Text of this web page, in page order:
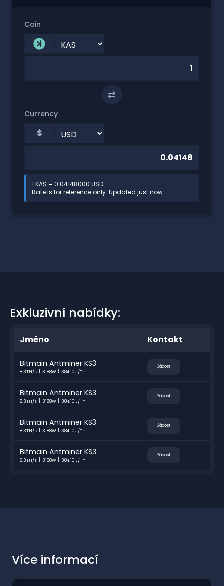
Coin
⇄
Currency
$
1 KAS = 0.04148000 USD
Rate is for reference only. Updated just now.
Exkluzivní nabídky:
Jméno Kontakt
Bitmain Antminer KS3
8.3TH/s 3188W 384.10 J/Th
Žádost
Bitmain Antminer KS3
8.3TH/s 3188W 384.10 J/Th
Žádost
Bitmain Antminer KS3
8.3TH/s 3188W 384.10 J/Th
Žádost
Bitmain Antminer KS3
8.3TH/s 3188W 384.10 J/Th
Žádost
Více informací